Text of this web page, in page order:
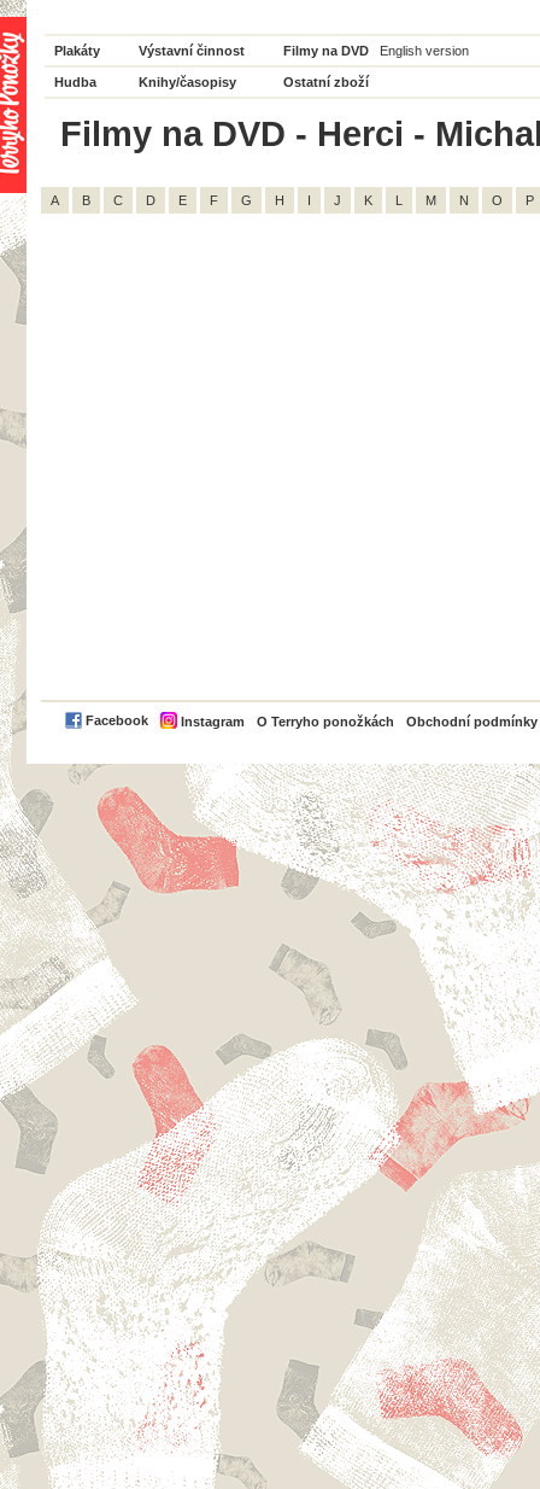
Plakáty Výstavní činnost Filmy na DVD English version
Hudba Knihy/časopisy Ostatní zboží
Filmy na DVD - Herci -
A B C D E F G H I J K L M N O P
Facebook Instagram O Terryho ponožkách Obchodní podmínky
PayPal